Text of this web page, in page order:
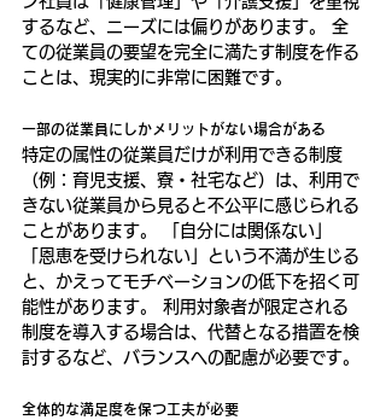
するなど、ニーズには偏りがあります。 全
ての従業員の要望を完全に満たす制度を作る
ことは、現実的に非常に困難です。
一部の従業員にしかメリットがない場合がある
特定の属性の従業員だけが利用できる制度
（例：育児支援、寮・社宅など）は、利用で
きない従業員から見ると不公平に感じられる
ことがあります。 「自分には関係ない」
「恩恵を受けられない」という不満が生じる
と、かえってモチベーションの低下を招く可
能性があります。 利用対象者が限定される
制度を導入する場合は、代替となる措置を検
討するなど、バランスへの配慮が必要です。
全体的な満足度を保つ工夫が必要